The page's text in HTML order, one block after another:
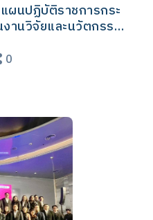
ผนปฏิบัติราชการกระ
านวิจัยและนวัตกรรมสู่
0